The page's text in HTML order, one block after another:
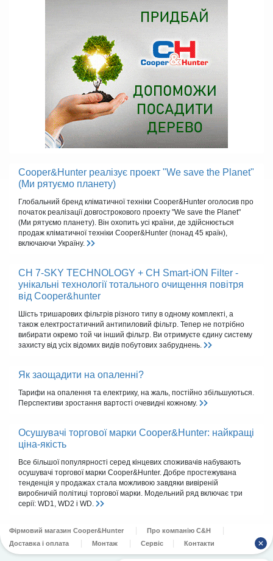
Cooper&Hunter реалізує проект "We save the Planet"
(Ми рятуємо планету)
Глобальний бренд кліматичної техніки Cooper&Hunter оголосив про
початок реалізації довгострокового проекту "We save the Planet"
(Ми рятуємо планету). Він охопить усі країни, де здійснюється
продаж кліматичної техніки Cooper&Hunter (понад 45 країн),
включаючи Україну.
CH 7-SKY TECHNOLOGY + CH Smart-iON Filter -
унікальні технології тотального очищення повітря
від Cooper&hunter
Шість тришарових фільтрів різного типу в одному комплекті, а
також електростатичний антипиловий фільтр. Тепер не потрібно
вибирати окремо той чи інший фільтр. Ви отримуєте єдину систему
захисту від усіх відомих видів побутових забруднень.
Як заощадити на опаленні?
Тарифи на опалення та електрику, на жаль, постійно збільшуються.
Перспективи зростання вартості очевидні кожному.
Осушувачі торгової марки Cooper&Hunter: найкращі
ціна-якість
Все більшої популярності серед кінцевих споживачів набувають
осушувачі торгової марки Cooper&Hunter. Добре простежувана
тенденція у продажах стала можливою завдяки вивіреній
виробничій політиці торгової марки. Модельний ряд включає три
серії: WD1, WD2 і WD.
Фірмовий магазин Cooper&Hunter
Про компанію C&H
Доставка і оплата
Монтаж Сервіс Контакти